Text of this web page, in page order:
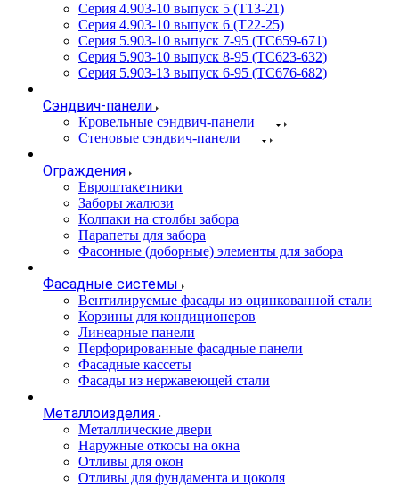
Серия 4.903-10 выпуск 5 (Т13-21)
Серия 4.903-10 выпуск 6 (Т22-25)
Серия 5.903-10 выпуск 7-95 (ТС659-671)
Серия 5.903-10 выпуск 8-95 (ТС623-632)
Серия 5.903-13 выпуск 6-95 (ТС676-682)
Сэндвич-панели
Кровельные сэндвич-панели
Стеновые сэндвич-панели
Ограждения
Евроштакетники
Заборы жалюзи
Колпаки на столбы забора
Парапеты для забора
Фасонные (доборные) элементы для забора
Фасадные системы
Вентилируемые фасады из оцинкованной стали
Корзины для кондиционеров
Линеарные панели
Перфорированные фасадные панели
Фасадные кассеты
Фасады из нержавеющей стали
Металлоизделия
Металлические двери
Наружные откосы на окна
Отливы для окон
Отливы для фундамента и цоколя